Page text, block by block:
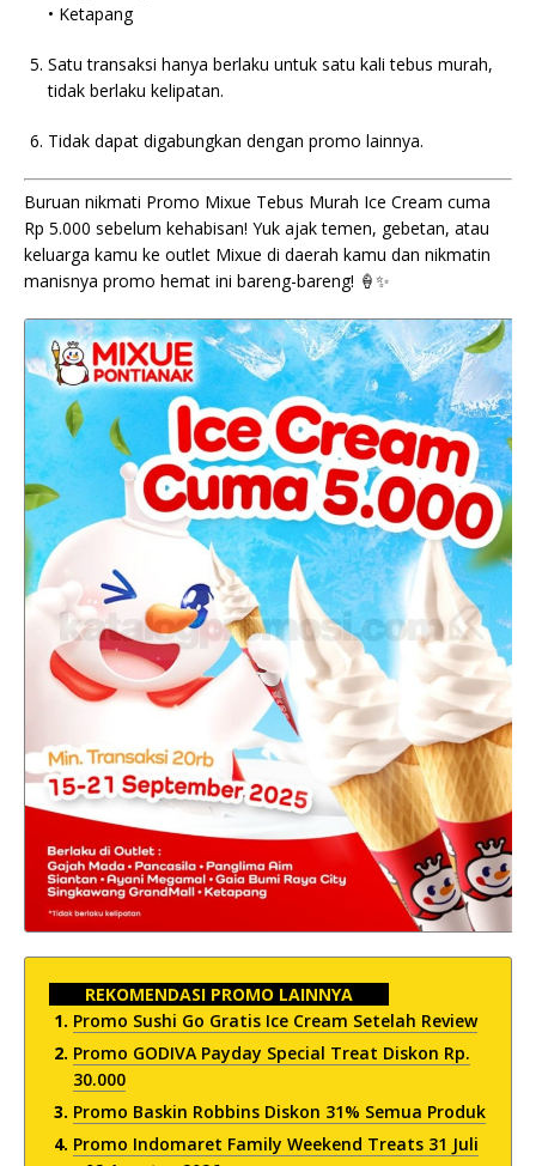
• Ketapang
Satu transaksi hanya berlaku untuk satu kali tebus murah,
tidak berlaku kelipatan.
Tidak dapat digabungkan dengan promo lainnya.
Buruan nikmati Promo Mixue Tebus Murah Ice Cream cuma
Rp 5.000 sebelum kehabisan! Yuk ajak temen, gebetan, atau
keluarga kamu ke outlet Mixue di daerah kamu dan nikmatin
manisnya promo hemat ini bareng-bareng! 🍦✨
REKOMENDASI PROMO LAINNYA
Promo Sushi Go Gratis Ice Cream Setelah Review
Promo GODIVA Payday Special Treat Diskon Rp.
30.000
Promo Baskin Robbins Diskon 31% Semua Produk
Promo Indomaret Family Weekend Treats 31 Juli